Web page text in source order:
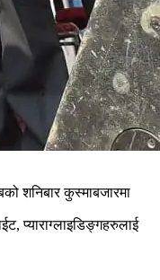
शनिबार कुस्माबजारमा
प्याराग्लाइडिङ्गहरुलाई